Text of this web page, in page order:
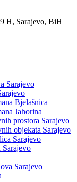
H, Sarajevo, BiH
Sarajevo
Bjelašnica
Jahorina
prostora Sarajevo
objekata Sarajevo
Sarajevo
Sarajevo
Sarajevo